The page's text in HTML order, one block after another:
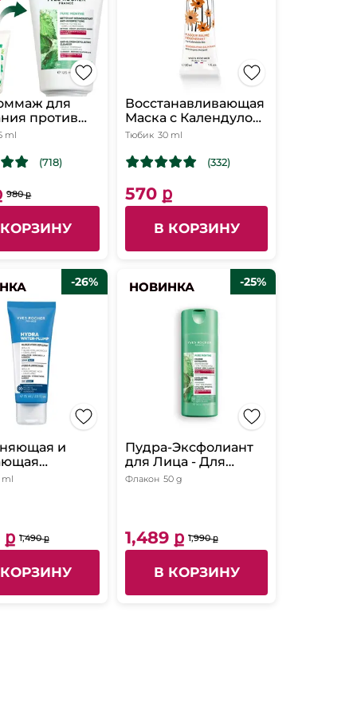
для
против
-
ml
(718)
980 ք
Восстанавливающая
Маска с Календулой
БИО с насыщенной
Тюбик 30 ml
(332)
570 ք
В КОРЗИНУ
-26%
и
Маска-
ml
ք 1,490 ք
НОВИНКА
НОВИНКА -25%
Пудра-Эксфолиант
для Лица - Для
кожи, склонной к
Флакон 50 g
1,489 ք 1,990 ք
В КОРЗИНУ